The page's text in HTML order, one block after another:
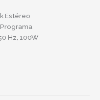
Estéreo
Hz, 100W